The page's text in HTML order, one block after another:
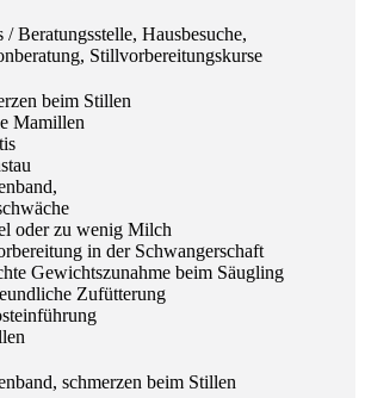
/ Beratungsstelle, Hausbesuche,
Stillvorbereitungskurse
beim Stillen
Mamillen
oder zu wenig Milch
in der Schwangerschaft
Gewichtszunahme beim Säugling
Zufütterung
schmerzen beim Stillen